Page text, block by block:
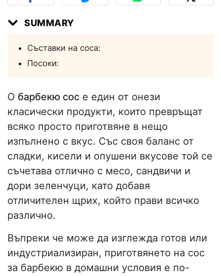
SUMMARY
Съставки на соса:
Посоки:
O барбекю сос е един от онези
класически продукти, които превръщат
всяко просто приготвяне в нещо
изпълнено с вкус. Със своя баланс от
сладки, кисели и опушени вкусове той се
съчетава отлично с месо, сандвичи и
дори зеленчуци, като добавя
отличителен щрих, който прави всичко
различно.
Въпреки че може да изглежда готов или
индустриализиран, приготвянето на сос
за барбекю в домашни условия е по-